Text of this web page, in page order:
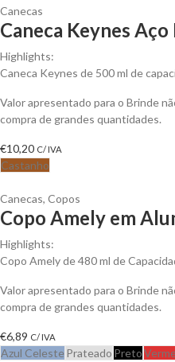
Canecas
Caneca Keynes
Highlights:
Caneca Keynes de 500 ml de
Valor apresentado para o Brinde
compra de grandes quantidades.
€10,20 C/ IVA
Castanho
Canecas, Copos
Copo Amely em
Highlights:
Copo Amely de 480 ml de
Valor apresentado para o Brinde
compra de grandes quantidades.
€6,89 C/ IVA
Azul Celeste Prateado Preto